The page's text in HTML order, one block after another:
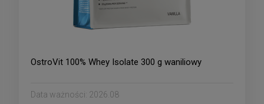
OstroVit 100% Whey Isolate 300 g waniliowy
Data ważności: 2026.08